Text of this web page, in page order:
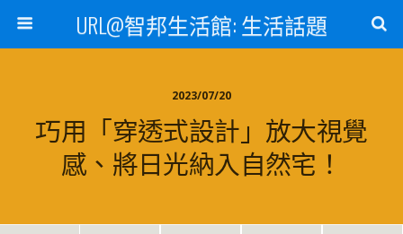
URL@智邦生活館: 生活話題
2023/07/20
巧用「穿透式設計」放大視覺
感、將日光納入自然宅！